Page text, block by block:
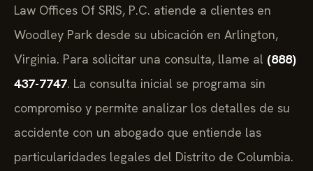
Law Offices Of SRIS, P.C. atiende a clientes en
Woodley Park desde su ubicación en Arlington,
Virginia. Para solicitar una consulta, llame al (888)
437-7747. La consulta inicial se programa sin
compromiso y permite analizar los detalles de su
accidente con un abogado que entiende las
particularidades legales del Distrito de Columbia.